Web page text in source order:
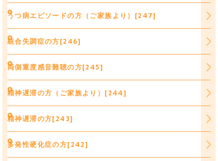
うつ病エピソードの方（ご家族より）[247]
統合失調症の方[246]
両側重度感音難聴の方[245]
精神遅滞の方（ご家族より）[244]
精神遅滞の方[243]
多発性硬化症の方[242]